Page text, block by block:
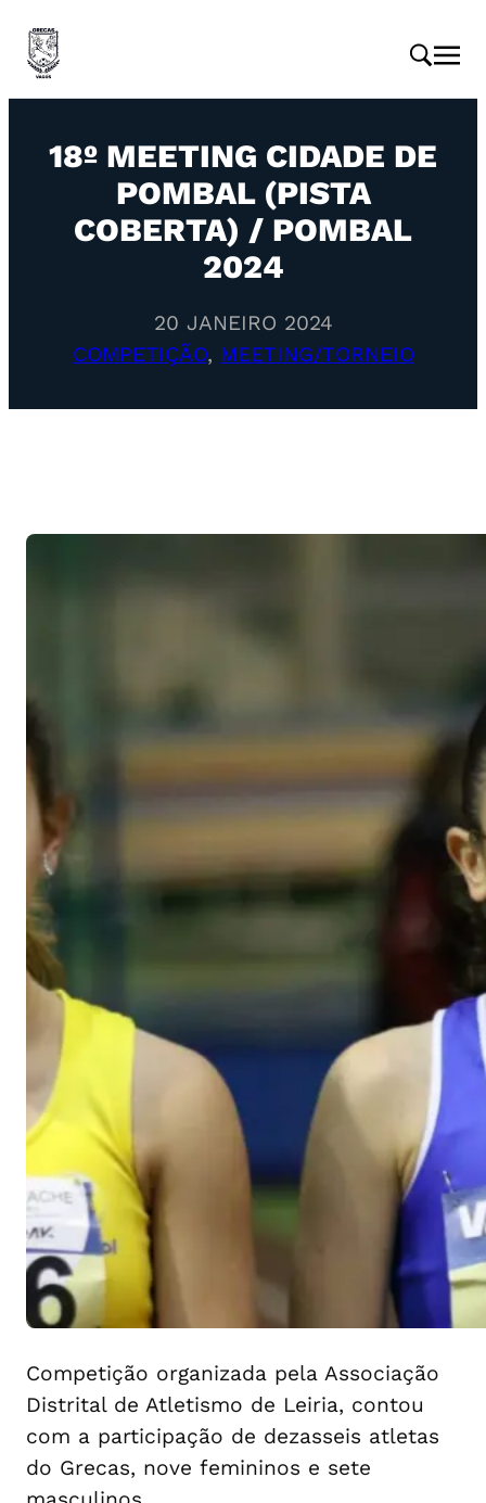
18º MEETING CIDADE DE
POMBAL (PISTA
COBERTA) / POMBAL
2024
20 JANEIRO 2024
COMPETIÇÃO, MEETING/TORNEIO
Competição organizada pela Associação
Distrital de Atletismo de Leiria, contou
com a participação de dezasseis atletas
do Grecas, nove femininos e sete